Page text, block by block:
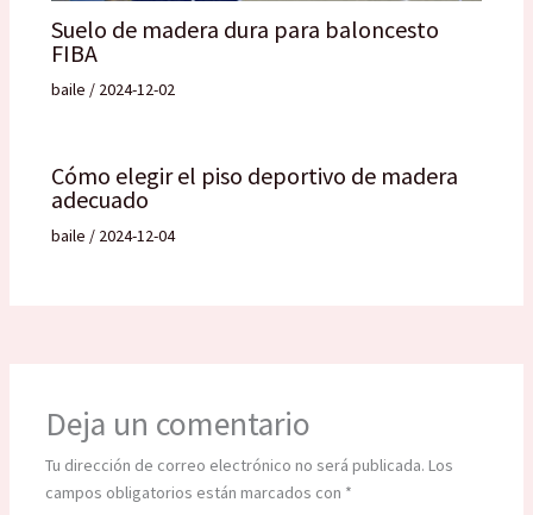
Suelo de madera dura para baloncesto
FIBA
baile / 2024-12-02
Cómo elegir el piso deportivo de madera
adecuado
baile / 2024-12-04
Deja un comentario
Tu dirección de correo electrónico no será publicada. Los
campos obligatorios están marcados con *